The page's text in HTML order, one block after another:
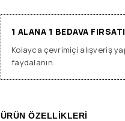
1 ALANA 1 BEDAVA
Kolayca çevrimiçi alışveriş
faydalanın.
ÜRÜN ÖZELLİKLERİ